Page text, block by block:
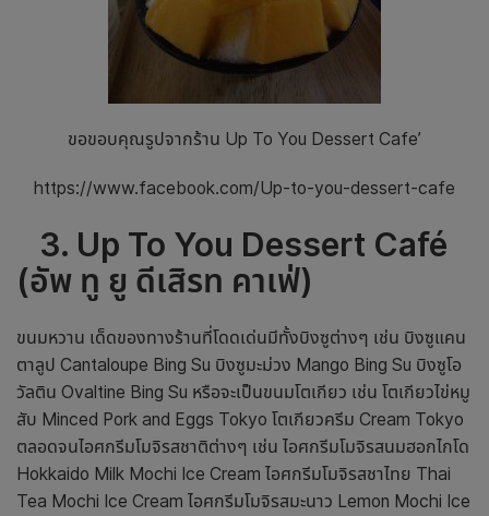
ขอขอบคุณรูปจากร้าน Up To You Dessert Cafe’
https://www.facebook.com/Up-to-you-dessert-cafe
3. Up​ To​ You​ Dessert​ Café
(อัพ ทู ยู ดีเสิรท คาเฟ่)
ขนมหวาน เด็ดของทางร้านที่โดดเด่นมีทั้งบิงซูต่างๆ เช่น บิง​ซู​แคน
ตาลูป​ Cantaloupe Bing Su บิง​ซู​มะม่วง Mango Bing Su บิงซูโอ
วัลติน​ Ovaltine Bing Su หรือจะเป็นขนมโตเกียว เช่น โตเกียว​ไข่​หมู​
สับ​ Minced Pork and Eggs Tokyo โตเกียว​ครีม Cream Tokyo
ตลอดจนไอศกรีมโมจิรสชาติต่างๆ เช่น ไอศกรีม​โมจิรสนมฮอก​ไก​โด
Hokkaido Milk Mochi Ice Cream ไอศกรีม​โมจิรสชาไทย Thai
Tea Mochi Ice Cream ไอศกรีม​โมจิรส​มะนาว Lemon Mochi Ice